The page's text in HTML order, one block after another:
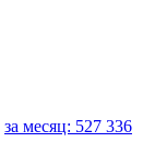
за месяц: 527 336